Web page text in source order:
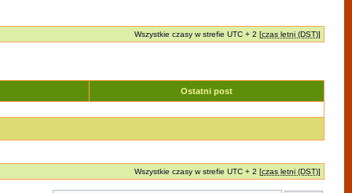
Wszystkie czasy w strefie UTC + 2 [czas letni (DST)]
Ostatni post
Wszystkie czasy w strefie UTC + 2 [czas letni (DST)]